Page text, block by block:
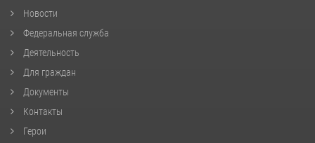
Новости
Федеральная служба
Деятельность
Для граждан
Документы
Контакты
Герои